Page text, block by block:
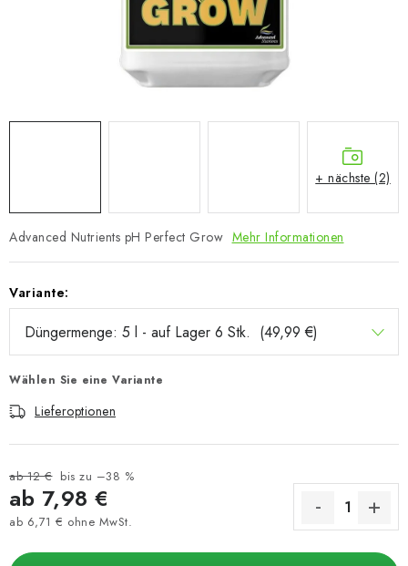
Advanced Nutrients pH Perfect Grow Mehr Informationen
Variante:
Wählen Sie eine Variante
Lieferoptionen
ab 12 € bis zu –38 %
ab 7,98 €
ab 6,71 € ohne MwSt.
+ nächste (2)